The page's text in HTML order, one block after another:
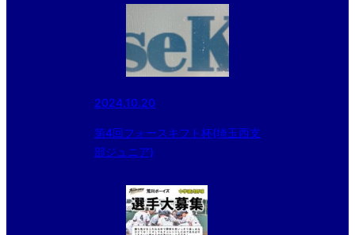
2024.10.20
第4回フォースキフト杯(埼玉西支
部ジュニア)